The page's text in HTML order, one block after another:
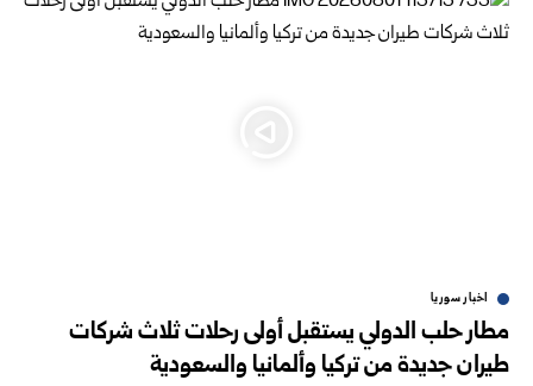
اخبار سوريا
مطار حلب الدولي يستقبل أولى رحلات ثلاث شركات
طيران جديدة من ‏تركيا وألمانيا والسعودية